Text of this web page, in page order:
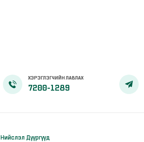
ХЭРЭГЛЭГЧИЙН ЛАВЛАХ
7200-1289
Нийслэл Дүүргүүд